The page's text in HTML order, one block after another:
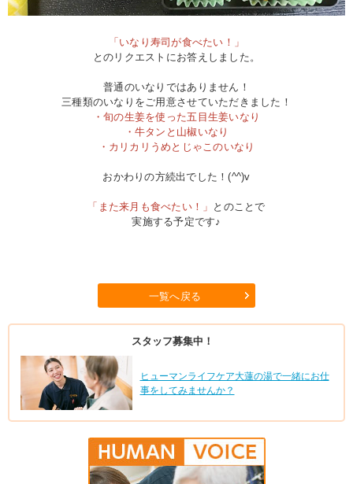
「いなり寿司が食べたい！」
とのリクエストにお答えしました。
普通のいなりではありません！
三種類のいなりをご用意させていただきました！
・旬の生姜を使った五目生姜いなり
・牛タンと山椒いなり
・カリカリうめとじゃこのいなり
おかわりの方続出でした！(^^)v
「また来月も食べたい！」 とのことで
実施する予定です♪
一覧へ戻る
スタッフ募集中！
ヒューマンライフケア大蓮の湯で一緒にお仕
事をしてみませんか？